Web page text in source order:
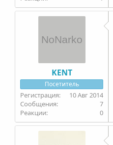
KENT
Посетитель
10 Авг 2014
7
0